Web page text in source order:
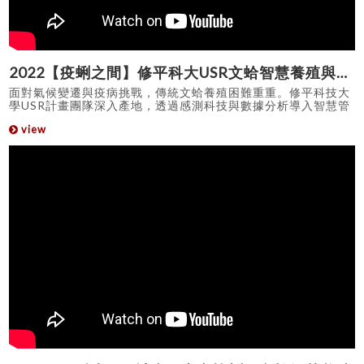
2022【疫蜊之間】修平科大USR文蛤智慧養殖與科學管理永續發展計畫
面對氣候變遷與疫病挑戰，傳統文蛤養殖困難重重。修平科技大
學USR計畫團隊深入產地，透過感測科技與數據分析導入智慧管
的新典範。 在這場【疫蜊之間】的挑戰中，修平與在地攜手共創
希望。
view